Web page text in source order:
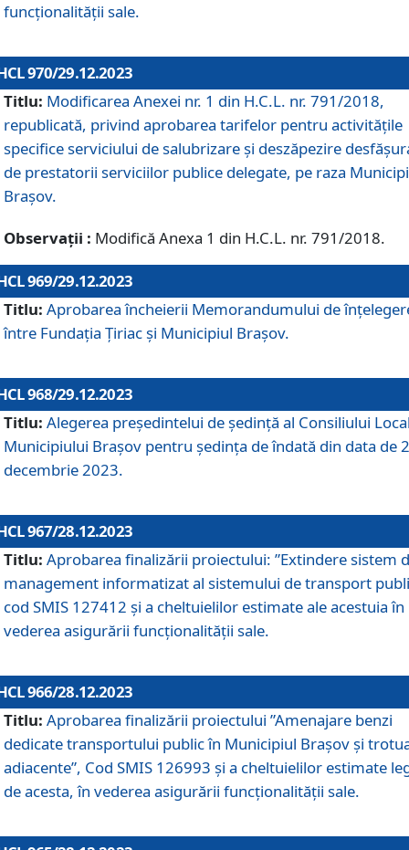
funcționalității sale.
970/29.12.2023
Titlu: Modificarea Anexei nr. 1 din H.C.L. nr. 791/2018,
republicată, privind aprobarea tarifelor pentru activitățile
specifice serviciului de salubrizare și deszăpezire
de prestatorii serviciilor publice delegate, pe raza
Brașov.
Observații : Modifică Anexa 1 din H.C.L. nr. 791/2018.
969/29.12.2023
Titlu: Aprobarea încheierii Memorandumului de
între Fundația Țiriac și Municipiul Brașov.
968/29.12.2023
Titlu: Alegerea preşedintelui de şedinţă al Consiliului
Municipiului Braşov pentru ședința de îndată din data de
decembrie 2023.
967/28.12.2023
Titlu: Aprobarea finalizării proiectului: ”Extindere sistem
management informatizat al sistemului de transport
cod SMIS 127412 și a cheltuielilor estimate ale acestuia în
vederea asigurării funcționalității sale.
966/28.12.2023
Titlu: Aprobarea finalizării proiectului ”Amenajare benzi
dedicate transportului public în Municipiul Brașov şi
adiacente”, Cod SMIS 126993 și a cheltuielilor estimate
de acesta, în vederea asigurării funcționalității sale.